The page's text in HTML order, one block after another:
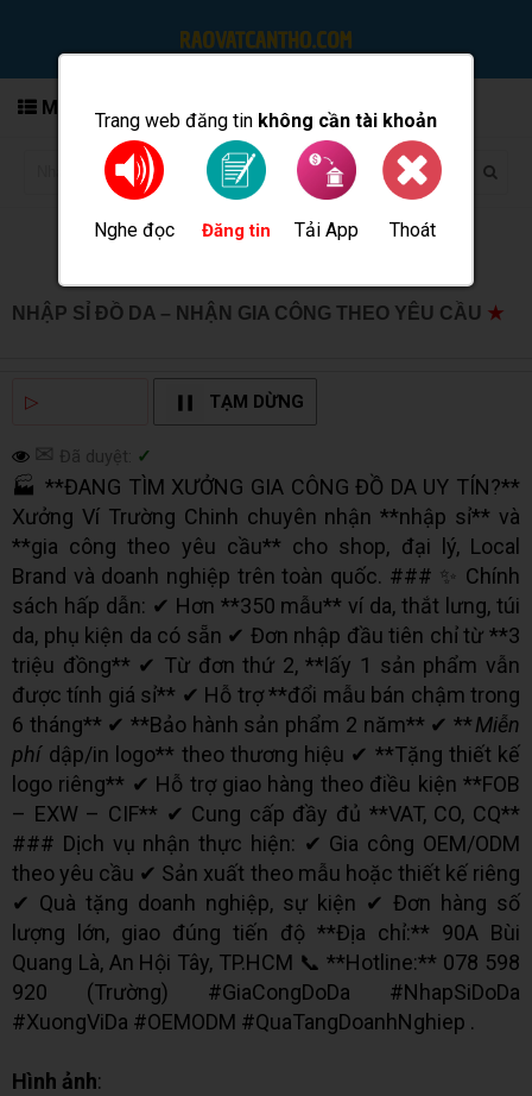
Trang web đăng tin không cần tài khoản
Nghe đọc Đăng tin Tải App Thoát
MENU
NHẬP SỈ ĐỒ DA – NHẬN GIA CÔNG THEO YÊU CẦU ★
▷ TẠM DỪNG
✉ Đã duyệt: ✓
🏭 **ĐANG TÌM XƯỞNG GIA CÔNG ĐỒ DA UY TÍN?**
Xưởng Ví Trường Chinh chuyên nhận **nhập sỉ** và
**gia công theo yêu cầu** cho shop, đại lý, Local
Brand và doanh nghiệp trên toàn quốc. ### ✨ Chính
sách hấp dẫn: ✔ Hơn **350 mẫu** ví da, thắt lưng, túi
da, phụ kiện da có sẵn ✔ Đơn nhập đầu tiên chỉ từ **3
triệu đồng** ✔ Từ đơn thứ 2, **lấy 1 sản phẩm vẫn
được tính giá sỉ** ✔ Hỗ trợ **đổi mẫu bán chậm trong
6 tháng** ✔ **Bảo hành sản phẩm 2 năm** ✔ **Miễn
phí dập/in logo** theo thương hiệu ✔ **Tặng thiết kế
logo riêng** ✔ Hỗ trợ giao hàng theo điều kiện **FOB
– EXW – CIF** ✔ Cung cấp đầy đủ **VAT, CO, CQ**
### Dịch vụ nhận thực hiện: ✔ Gia công OEM/ODM
theo yêu cầu ✔ Sản xuất theo mẫu hoặc thiết kế riêng
✔ Quà tặng doanh nghiệp, sự kiện ✔ Đơn hàng số
lượng lớn, giao đúng tiến độ **Địa chỉ:** 90A Bùi
Quang Là, An Hội Tây, TP.HCM 📞 **Hotline:** 078 598
920 (Trường) #GiaCongDoDa #NhapSiDoDa
#XuongViDa #OEMODM #QuaTangDoanhNghiep .
Hình ảnh: